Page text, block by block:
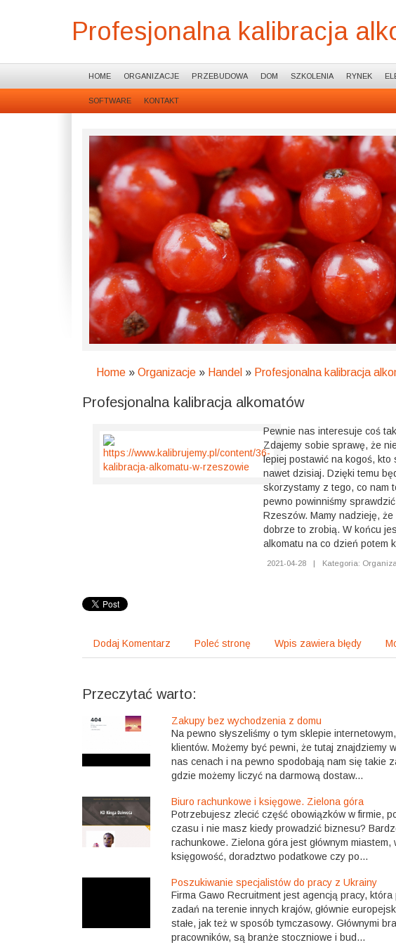
Profesjonalna kalibracja
HOME ORGANIZACJE PRZEBUDOWA DOM SZKOLENIA RYNEK
SOFTWARE KONTAKT
Home » Organizacje » Handel » Profesjonalna kalibracja
Profesjonalna kalibracja alkomatów
Pewnie nas interesuje coś
Zdajemy sobie sprawę, że
lepiej postawić na kogoś,
nawet dzisiaj. Dzięki temu
skorzystamy z tego, co nam
pewno powinniśmy
Rzeszów. Mamy nadzieję,
dobrze to zrobią. W końcu
alkomatu na co dzień potem
2021-04-28 | Kategoria:
Dodaj Komentarz Poleć stronę Wpis zawiera błędy
Przeczytać warto:
Zakupy bez wychodzenia z domu
Na pewno słyszeliśmy o tym sklepie
klientów. Możemy być pewni, że tutaj
nas cenach i na pewno spodobają nam się takie
gdzie możemy liczyć na darmową dostaw...
Biuro rachunkowe i księgowe. Zielona góra
Potrzebujesz zlecić część obowiązków w firmie,
czasu i nie masz kiedy prowadzić biznesu?
rachunkowe. Zielona góra jest głównym
księgowość, doradztwo podatkowe czy po...
Poszukiwanie specjalistów do pracy z Ukrainy
Firma Gawo Recruitment jest agencją pracy,
zadań na terenie innych krajów, głównie
stałe, jak też w sposób tymczasowy. Głównymi
pracowników, są branże stoczniowe i bud...